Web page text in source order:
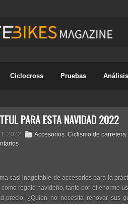
Ciclocross Pruebas Análisis
PARA ESTA NAVIDAD 2022
2022 Accesorios, Ciclismo de carretera,
casi inagotable de accesorios para la
regalo navideño, tanto por el enorme
precio. ¿Quién no necesita renovar sus